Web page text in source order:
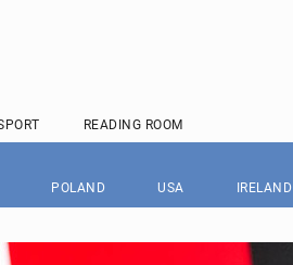
READING ROOM
POLAND USA IRELAND